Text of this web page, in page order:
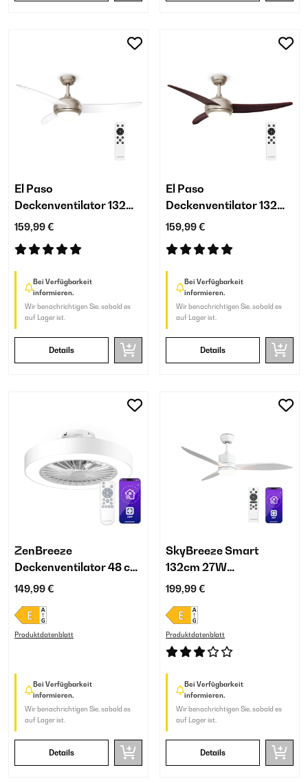
El Paso
Deckenventilator 132
cm | 35 W | mit Licht
159,99 €
Bei Verfügbarkeit
informieren.
Wir benachrichtigen Sie, sobald es
auf Lager ist.
Details
El Paso
Deckenventilator 132
cm | 35 W | mit Licht
159,99 €
Bei Verfügbarkeit
informieren.
Wir benachrichtigen Sie, sobald es
auf Lager ist.
Details
ZenBreeze
Deckenventilator 48 cm
| smart | mit Licht
149,99 €
Produktdatenblatt
Bei Verfügbarkeit
informieren.
Wir benachrichtigen Sie, sobald es
auf Lager ist.
Details
SkyBreeze Smart
132cm 27W
Deckenventilator mit
199,99 €
Produktdatenblatt
Bei Verfügbarkeit
informieren.
Wir benachrichtigen Sie, sobald es
auf Lager ist.
Details